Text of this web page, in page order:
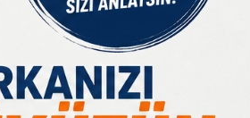
DOLAR
EURO
GRAM ALTIN